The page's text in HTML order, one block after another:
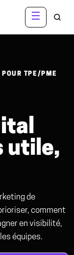
☰
TPE/PME
utile,
de
comment
en visibilité,
équipes.